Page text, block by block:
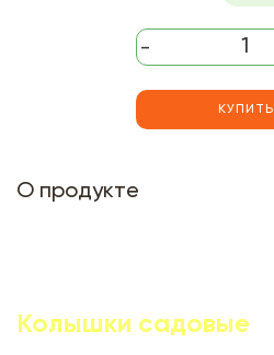
-
КУПИТЬ
О продукте
Колышки садовые